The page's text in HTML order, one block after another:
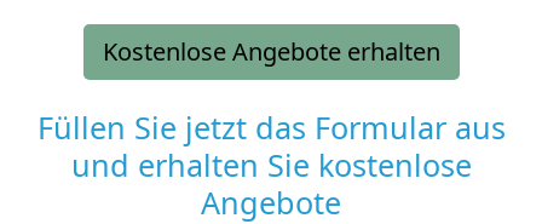
Kostenlose Angebote erhalten
Füllen Sie jetzt das Formular aus
und erhalten Sie kostenlose
Angebote